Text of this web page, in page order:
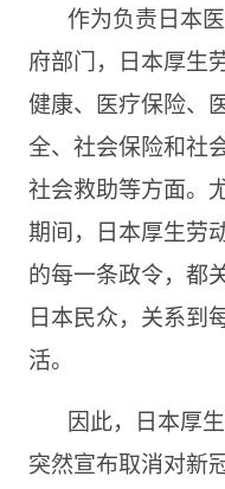
作为负责日本
府部门，日本厚生
健康、医疗保险、
全、社会保险和社
社会救助等方面。
期间，日本厚生劳
的每一条政令，都
日本民众，关系到
活。
因此，日本厚
突然宣布取消对新